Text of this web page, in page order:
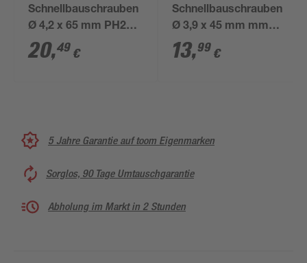
Schnellbauschrauben
Ø 4,2 x 65 mm PH2
200 Stück
20,49 €
Schnellbauschrauben
Ø 3,9 x 45 mm mm
PH2 400 Stück
13,99 €
5 Jahre Garantie auf toom Eigenmarken
Sorglos, 90 Tage Umtauschgarantie
Abholung im Markt in 2 Stunden